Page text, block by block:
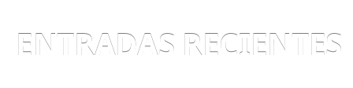
ENTRADAS RECIENTES